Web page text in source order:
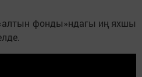
фонды»ндагы иң яхшы